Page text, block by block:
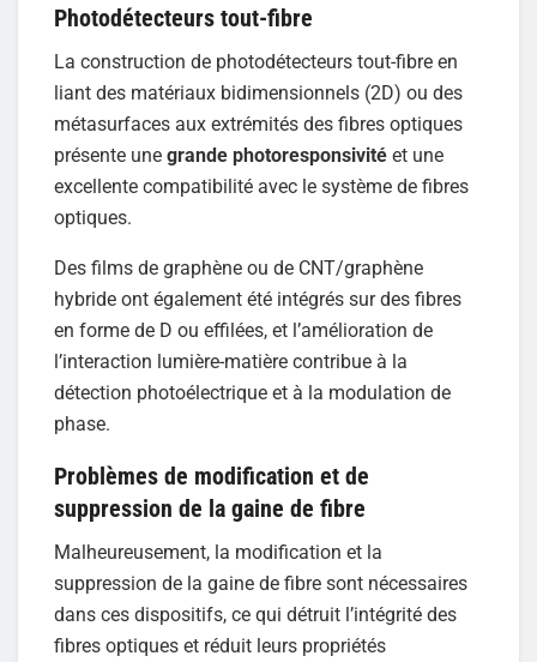
Photodétecteurs tout-fibre
La construction de photodétecteurs tout-fibre en
liant des matériaux bidimensionnels (2D) ou des
métasurfaces aux extrémités des fibres optiques
présente une grande photoresponsivité et une
excellente compatibilité avec le système de fibres
optiques.
Des films de graphène ou de CNT/graphène
hybride ont également été intégrés sur des fibres
en forme de D ou effilées, et l’amélioration de
l’interaction lumière-matière contribue à la
détection photoélectrique et à la modulation de
phase.
Problèmes de modification et de
suppression de la gaine de fibre
Malheureusement, la modification et la
suppression de la gaine de fibre sont nécessaires
dans ces dispositifs, ce qui détruit l’intégrité des
fibres optiques et réduit leurs propriétés